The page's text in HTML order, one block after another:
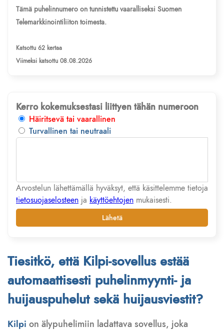
Tämä puhelinnumero on tunnistettu vaaralliseksi Suomen
Telemarkkinointiliiton toimesta.
Katsottu 62 kertaa
Viimeksi katsottu 08.08.2026
Kerro kokemuksestasi liittyen tähän numeroon
Häiritsevä tai vaarallinen
Turvallinen tai neutraali
Arvostelun lähettämällä hyväksyt, että käsittelemme tietoja
tietosuojaselosteen ja käyttöehtojen mukaisesti.
Lähetä
Tiesitkö, että Kilpi-sovellus estää
automaattisesti puhelinmyynti- ja
huijauspuhelut sekä huijausviestit?
Kilpi on älypuhelimiin ladattava sovellus, joka